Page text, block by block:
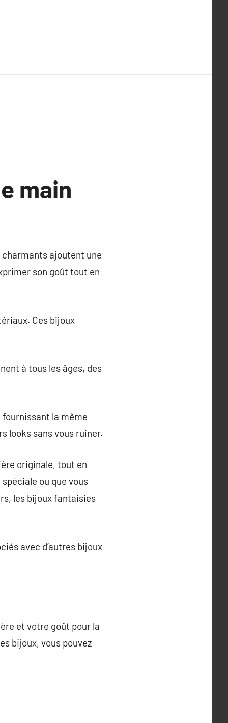
main
charmants ajoutent une
son goût tout en
Ces bijoux
à tous les âges, des
la même
looks sans vous ruiner.
originale, tout en
ou que vous
les bijoux fantaisies
avec d’autres bijoux
et votre goût pour la
bijoux, vous pouvez